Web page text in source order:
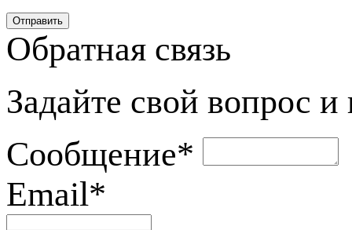
Обратная связь
Задайте свой вопрос
Сообщение*
Email*